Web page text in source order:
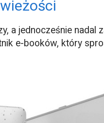
a jednocześnie nadal
e-booków, który